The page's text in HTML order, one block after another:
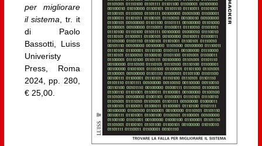
per migliorare
il sistema , tr. it
di Paolo
Bassotti, Luiss
Univeristy
Press, Roma
2024, pp. 280,
€ 25,00.